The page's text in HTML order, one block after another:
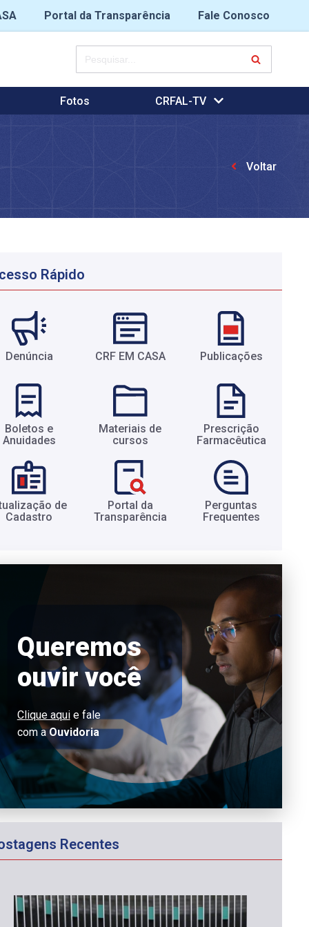
Portal da Transparência
Fale Conosco
Fotos CRFAL-TV
Voltar
Rápido
Denúncia CRF EM CASA Publicações
Boletos e
Anuidades​
Materiais de
cursos​
Prescrição
Farmacêutica​
de
Cadastro​
Portal da
Transparência​
Perguntas
Frequentes​
Queremos
ouvir você
Clique aquie fale
com aOuvidoria
Recentes